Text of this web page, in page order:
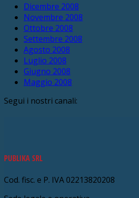
Dicembre 2008
Novembre 2008
Ottobre 2008
Settembre 2008
Agosto 2008
Luglio 2008
Giugno 2008
Maggio 2008
Segui i nostri canali:
PUBLIKA SRL
Cod. fisc. e P. IVA 02213820208